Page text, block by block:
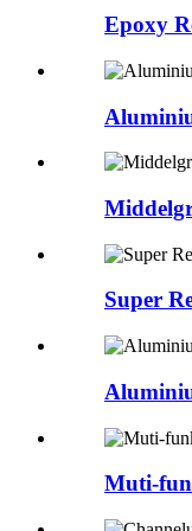
Epoxy
Super
Muti-